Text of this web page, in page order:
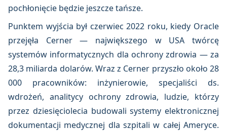
pochłonięcie będzie jeszcze tańsze.
Punktem wyjścia był czerwiec 2022 roku, kiedy Oracle
przejęła Cerner — największego w USA twórcę
systemów informatycznych dla ochrony zdrowia — za
28,3 miliarda dolarów. Wraz z Cerner przyszło około 28
000 pracowników: inżynierowie, specjaliści ds.
wdrożeń, analitycy ochrony zdrowia, ludzie, którzy
przez dziesięciolecia budowali systemy elektronicznej
dokumentacji medycznej dla szpitali w całej Ameryce.